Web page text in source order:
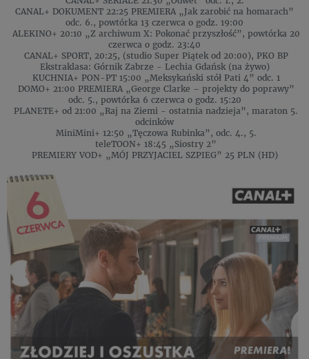
CANAL+ DOKUMENT 22:25 PREMIERA „Jak zarobić na homarach”
odc. 6., powtórka 13 czerwca o godz. 19:00
ALEKINO+ 20:10 „Z archiwum X: Pokonać przyszłość”, powtórka 20
czerwca o godz. 23:40
CANAL+ SPORT, 20:25, (studio Super Piątek od 20:00), PKO BP
Ekstraklasa: Górnik Zabrze - Lechia Gdańsk (na żywo)
KUCHNIA+ PON-PT 15:00 „Meksykański stół Pati 4” odc. 1
DOMO+ 21:00 PREMIERA „George Clarke – projekty do poprawy”
odc. 5., powtórka 6 czerwca o godz. 15:20
PLANETE+ od 21:00 „Raj na Ziemi - ostatnia nadzieja”, maraton 5.
odcinków
MiniMini+ 12:50 „Tęczowa Rubinka”, odc. 4., 5.
teleTOON+ 18:45 „Siostry 2”
PREMIERY VOD+ „MÓJ PRZYJACIEL SZPIEG” 25 PLN (HD)